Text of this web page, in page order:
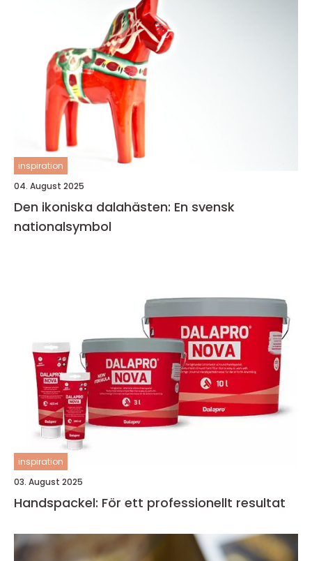
inspiration
04. August 2025
Den ikoniska dalahästen: En svensk
nationalsymbol
inspiration
03. August 2025
Handspackel: För ett professionellt resultat